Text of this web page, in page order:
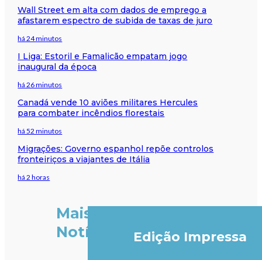
Wall Street em alta com dados de emprego a
afastarem espectro de subida de taxas de juro
há 24 minutos
I Liga: Estoril e Famalicão empatam jogo
inaugural da época
há 26 minutos
Canadá vende 10 aviões militares Hercules
para combater incêndios florestais
há 52 minutos
Migrações: Governo espanhol repõe controlos
fronteiriços a viajantes de Itália
há 2 horas
Mais
Notícias
Edição Impressa